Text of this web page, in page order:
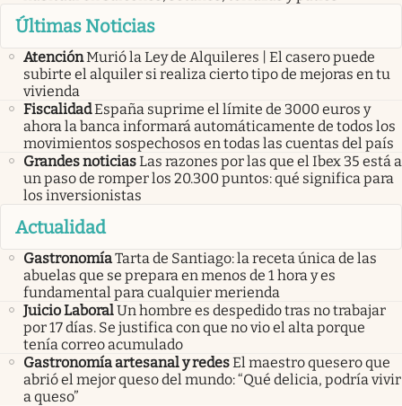
Últimas Noticias
AtenciónMurió la Ley de Alquileres | El casero puede
subirte el alquiler si realiza cierto tipo de mejoras en tu
vivienda
FiscalidadEspaña suprime el límite de 3000 euros y
ahora la banca informará automáticamente de todos los
movimientos sospechosos en todas las cuentas del país
Grandes noticiasLas razones por las que el Ibex 35 está a
un paso de romper los 20.300 puntos: qué significa para
los inversionistas
Actualidad
GastronomíaTarta de Santiago: la receta única de las
abuelas que se prepara en menos de 1 hora y es
fundamental para cualquier merienda
Juicio LaboralUn hombre es despedido tras no trabajar
por 17 días. Se justifica con que no vio el alta porque
tenía correo acumulado
Gastronomía artesanal y redesEl maestro quesero que
abrió el mejor queso del mundo: “Qué delicia, podría vivir
a queso”